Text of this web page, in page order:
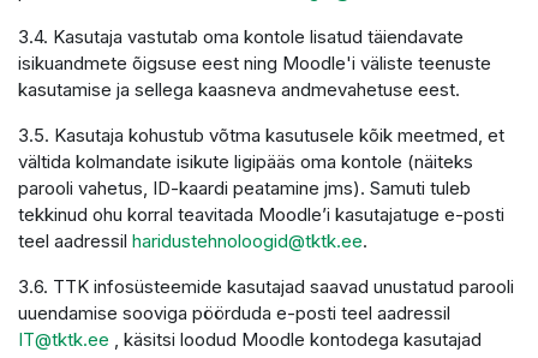
3.4. Kasutaja vastutab oma kontole lisatud täiendavate
isikuandmete õigsuse eest ning Moodle'i väliste teenuste
kasutamise ja sellega kaasneva andmevahetuse eest.
3.5. Kasutaja kohustub võtma kasutusele kõik meetmed, et
vältida kolmandate isikute ligipääs oma kontole (näiteks
parooli vahetus, ID-kaardi peatamine jms). Samuti tuleb
tekkinud ohu korral teavitada Moodle’i kasutajatuge e-posti
teel aadressil haridustehnoloogid@tktk.ee.
3.6. TTK infosüsteemide kasutajad saavad unustatud parooli
uuendamise sooviga pöörduda e-posti teel aadressil
IT@tktk.ee , käsitsi loodud Moodle kontodega kasutajad